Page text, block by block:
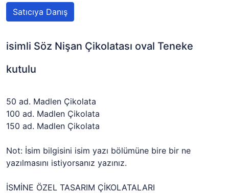
Satıcıya Danış
isimli Söz Nişan Çikolatası oval Teneke
kutulu
50 ad. Madlen Çikolata
100 ad. Madlen Çikolata
150 ad. Madlen Çikolata
Not: İsim bilgisini isim yazı bölümüne bire bir ne
yazılmasını istiyorsanız yazınız.
İSMİNE ÖZEL TASARIM ÇİKOLATALARI